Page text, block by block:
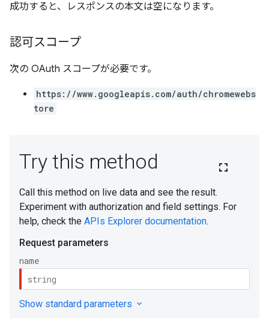
成功すると、レスポンスの本文は空になります。
認可スコープ
次の OAuth スコープが必要です。
https://www.googleapis.com/auth/chromewebs
tore